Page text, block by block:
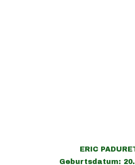
ERIC
Geburtsdatum: